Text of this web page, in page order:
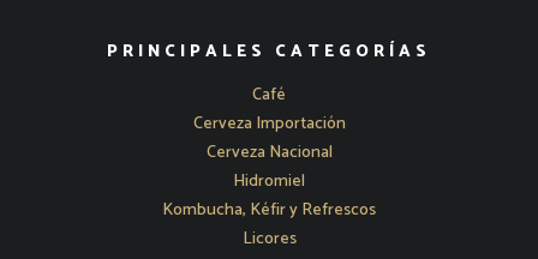
PRINCIPALES CATEGORÍAS
Café
Cerveza Importación
Cerveza Nacional
Hidromiel
Kombucha, Kéfir y Refrescos
Licores